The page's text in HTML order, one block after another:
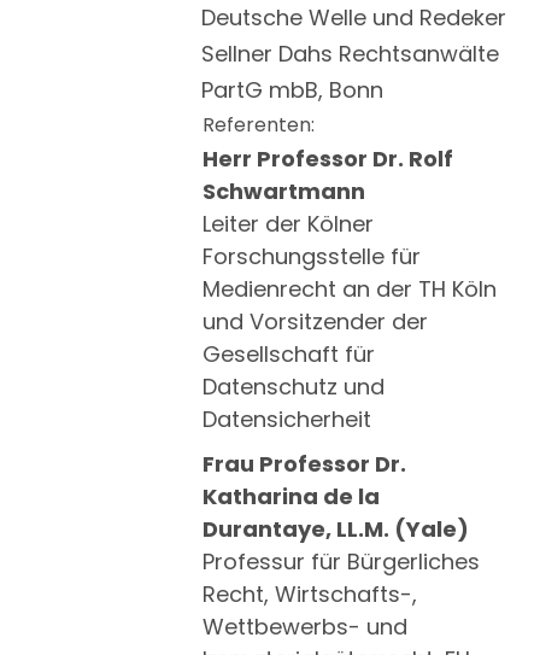
Deutsche Welle und Redeker
Sellner Dahs Rechtsanwälte
PartG mbB, Bonn
Referenten:
Herr Professor Dr. Rolf
Schwartmann
Leiter der Kölner
Forschungsstelle für
Medienrecht an der TH Köln
und Vorsitzender der
Gesellschaft für
Datenschutz und
Datensicherheit
Frau Professor Dr.
Katharina de la
Durantaye, LL.M. (Yale)
Professur für Bürgerliches
Recht, Wirtschafts-,
Wettbewerbs- und